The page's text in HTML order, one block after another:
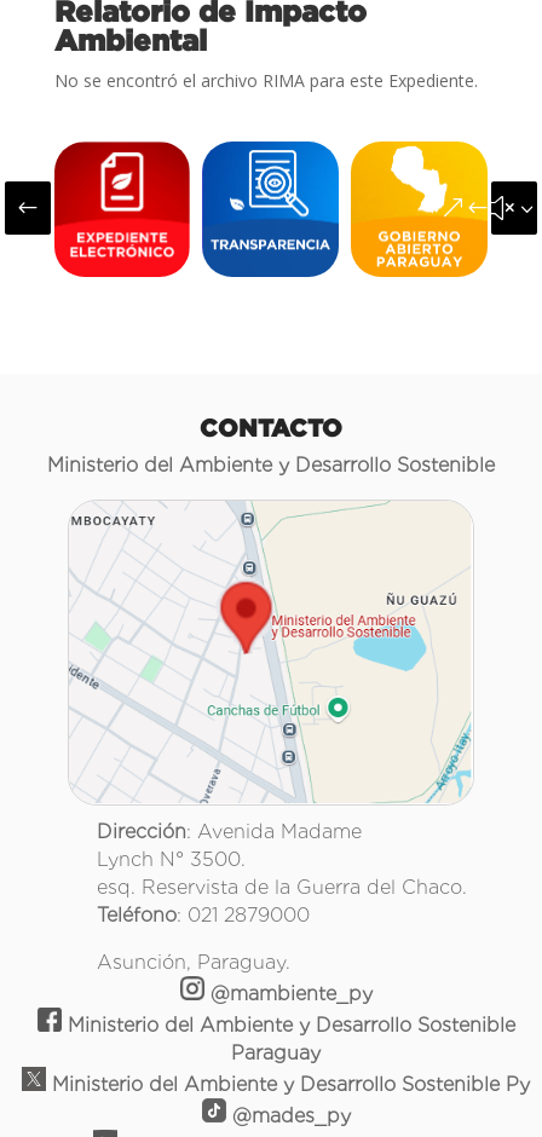
Relatorio de Impacto
Ambiental
No se encontró el archivo RIMA para este Expediente.
#
CONTACTO
Ministerio del Ambiente y Desarrollo Sostenible
Dirección: Avenida Madame
Lynch N° 3500.
esq. Reservista de la Guerra del Chaco.
Teléfono: 021 2879000
Asunción, Paraguay.
@mambiente_py
Ministerio del Ambiente y Desarrollo Sostenible
Paraguay
Ministerio del Ambiente y Desarrollo Sostenible Py
@mades_py